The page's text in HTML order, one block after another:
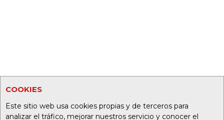
COOKIES
Este sitio web usa cookies propias y de terceros para
analizar el tráfico, mejorar nuestros servicio y conocer el